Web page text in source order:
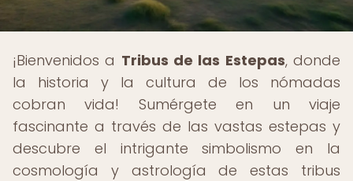
¡Bienvenidos a Tribus de las Estepas, donde
la historia y la cultura de los nómadas
cobran vida! Sumérgete en un viaje
fascinante a través de las vastas estepas y
descubre el intrigante simbolismo en la
cosmología y astrología de estas tribus